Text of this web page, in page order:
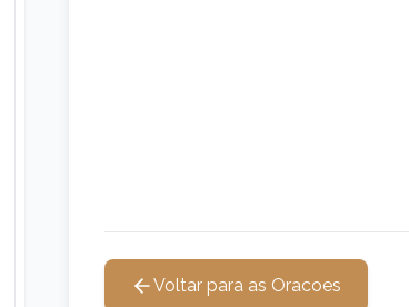
Voltar para as Oracoes